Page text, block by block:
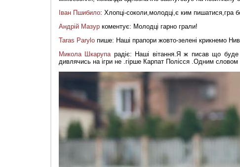
Іван Пшибило: Хлопці-соколи,молодці,є ким пишатися,гра
Андрій Мазур коментує: Молодці гарно грали!
Taras Parylo пише: Наші прапори жовто-зелені крикнемо
Микола Шкарупарадіє: Наші вітання.Я ж писав що буде
дивлячись на ігри не .гірше Карпат Полісся .Одним